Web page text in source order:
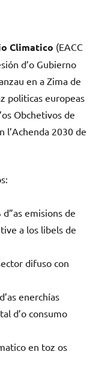
Climatico (EACC
d’o Gubierno
en a Zima de
politicas europeas
Obchetivos de
l’Achenda 2030 de
emisions de
a los libels de
difuso con
enerchías
d’o consumo
en toz os